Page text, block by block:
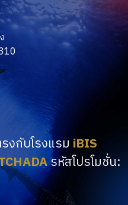
งกับโรงแรม iBIS
รหัสโปรโมชั่น: